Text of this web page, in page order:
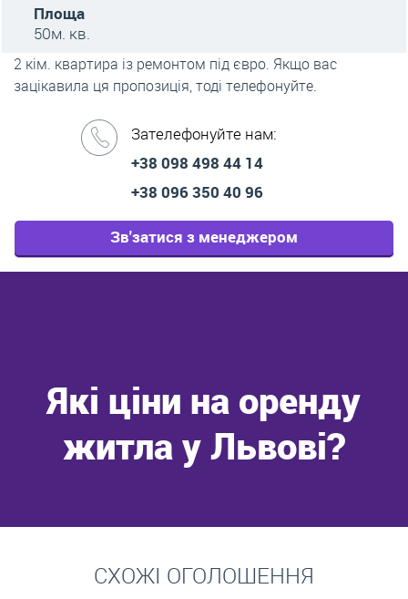
Площа
50м. кв.
2 кім. квартира із ремонтом під євро. Якщо вас
зацікавила ця пропозиція, тоді телефонуйте.
Зателефонуйте нам:
+38 098 498 44 14
+38 096 350 40 96
Зв'затися з менеджером
Які ціни на оренду
житла у Львові?
СХОЖІ ОГОЛОШЕННЯ